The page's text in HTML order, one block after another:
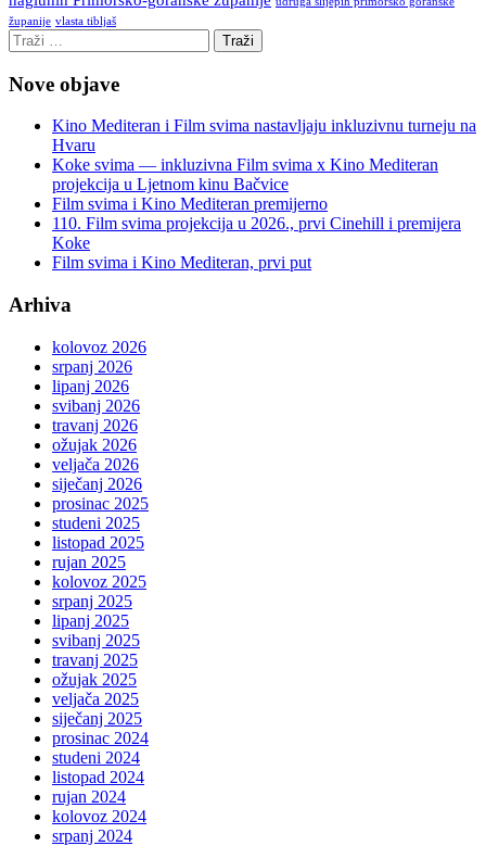
županije vlasta tibljaš
Nove objave
Kino Mediteran i Film svima nastavljaju inkluzivnu turneju na
Hvaru
Koke svima — inkluzivna Film svima x Kino Mediteran
projekcija u Ljetnom kinu Bačvice
Film svima i Kino Mediteran premijerno
110. Film svima projekcija u 2026., prvi Cinehill i premijera
Koke
Film svima i Kino Mediteran, prvi put
Arhiva
kolovoz 2026
srpanj 2026
lipanj 2026
svibanj 2026
travanj 2026
ožujak 2026
veljača 2026
siječanj 2026
prosinac 2025
studeni 2025
listopad 2025
rujan 2025
kolovoz 2025
srpanj 2025
lipanj 2025
svibanj 2025
travanj 2025
ožujak 2025
veljača 2025
siječanj 2025
prosinac 2024
studeni 2024
listopad 2024
rujan 2024
kolovoz 2024
srpanj 2024